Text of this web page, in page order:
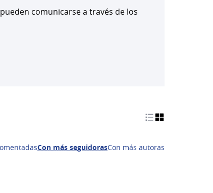
comunicarse a través de los
Con más seguidorasCon más autoras